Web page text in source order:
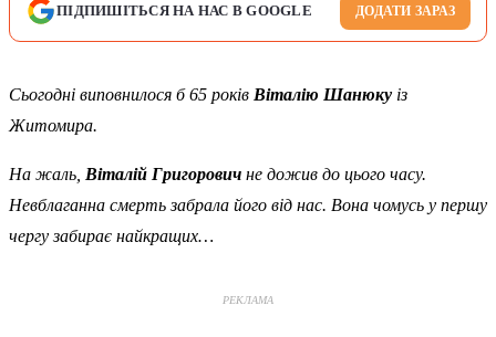
ПІДПИШІТЬСЯ НА НАС В GOOGLE ДОДАТИ ЗАРАЗ
Сьогодні виповнилося б 65 років Віталію Шанюку із
Житомира.
На жаль, Віталій Григорович не дожив до цього часу.
Невблаганна смерть забрала його від нас. Вона чомусь у першу
чергу забирає найкращих…
РЕКЛАМА